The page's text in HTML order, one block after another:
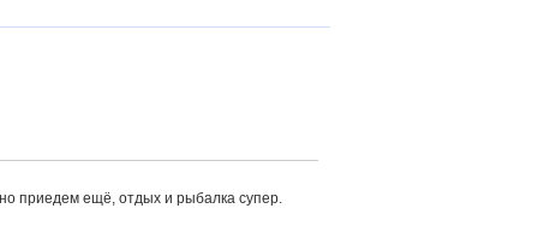
приедем ещё, отдых и рыбалка супер.